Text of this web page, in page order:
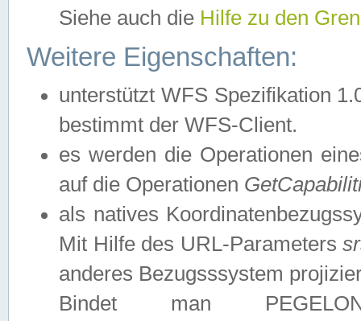
Siehe auch die Hilfe zu den
Weitere Eigenschaften:
unterstützt WFS Spezifikation
bestimmt der WFS-Client.
es werden die Operationen
auf die Operationen
als natives
Mit Hilfe des URL-Parameters
anderes Bezugsssystem
Bindet man